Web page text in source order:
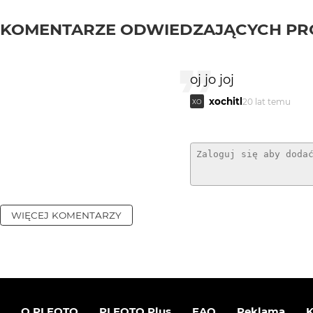
KOMENTARZE ODWIEDZAJĄCYCH
oj jo joj
XO xochitl 20 lat temu
WIĘCEJ KOMENTARZY